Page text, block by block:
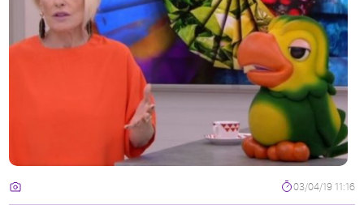
03/04/19 11:16